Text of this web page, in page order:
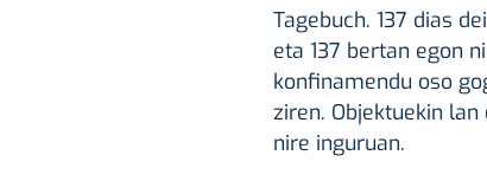
Tagebuch. 137 dias
eta 137 bertan egon
konfinamendu oso
ziren. Objektuekin
nire inguruan.